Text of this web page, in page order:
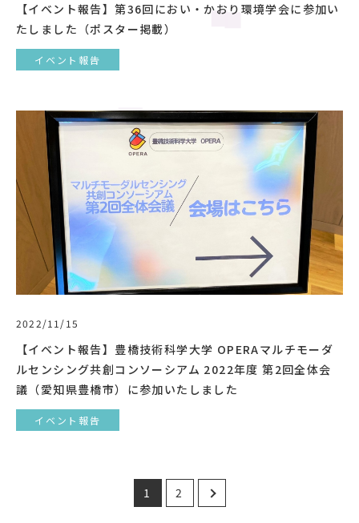
【イベント報告】第36回におい・かおり環境学会に参加い
たしました（ポスター掲載）
イベント報告
2022/11/15
【イベント報告】豊橋技術科学大学 OPERAマルチモーダ
ルセンシング共創コンソーシアム 2022年度 第2回全体会
議（愛知県豊橋市）に参加いたしました
イベント報告
1 2